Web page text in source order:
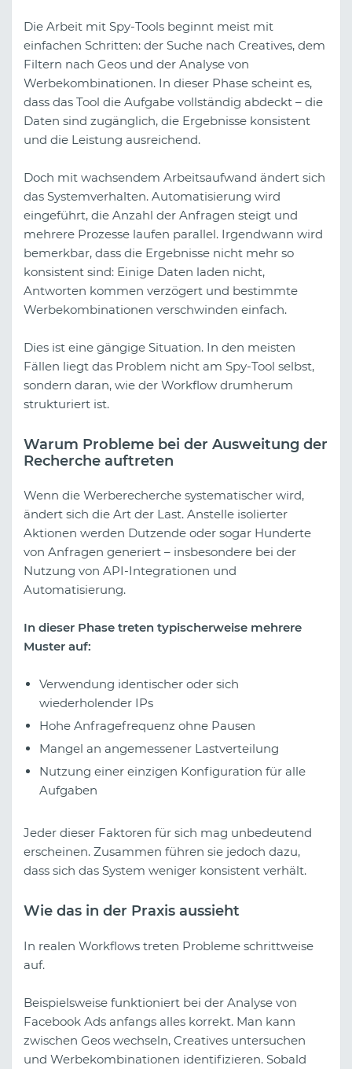
Die Arbeit mit Spy-Tools beginnt meist mit
einfachen Schritten: der Suche nach Creatives, dem
Filtern nach Geos und der Analyse von
Werbekombinationen. In dieser Phase scheint es,
dass das Tool die Aufgabe vollständig abdeckt – die
Daten sind zugänglich, die Ergebnisse konsistent
und die Leistung ausreichend.
Doch mit wachsendem Arbeitsaufwand ändert sich
das Systemverhalten. Automatisierung wird
eingeführt, die Anzahl der Anfragen steigt und
mehrere Prozesse laufen parallel. Irgendwann wird
bemerkbar, dass die Ergebnisse nicht mehr so
konsistent sind: Einige Daten laden nicht,
Antworten kommen verzögert und bestimmte
Werbekombinationen verschwinden einfach.
Dies ist eine gängige Situation. In den meisten
Fällen liegt das Problem nicht am Spy-Tool selbst,
sondern daran, wie der Workflow drumherum
strukturiert ist.
Warum Probleme bei der Ausweitung der
Recherche auftreten
Wenn die Werberecherche systematischer wird,
ändert sich die Art der Last. Anstelle isolierter
Aktionen werden Dutzende oder sogar Hunderte
von Anfragen generiert – insbesondere bei der
Nutzung von API-Integrationen und
Automatisierung.
In dieser Phase treten typischerweise mehrere
Muster auf:
Verwendung identischer oder sich
wiederholender IPs
Hohe Anfragefrequenz ohne Pausen
Mangel an angemessener Lastverteilung
Nutzung einer einzigen Konfiguration für alle
Aufgaben
Jeder dieser Faktoren für sich mag unbedeutend
erscheinen. Zusammen führen sie jedoch dazu,
dass sich das System weniger konsistent verhält.
Wie das in der Praxis aussieht
In realen Workflows treten Probleme schrittweise
auf.
Beispielsweise funktioniert bei der Analyse von
Facebook Ads anfangs alles korrekt. Man kann
zwischen Geos wechseln, Creatives untersuchen
und Werbekombinationen identifizieren. Sobald